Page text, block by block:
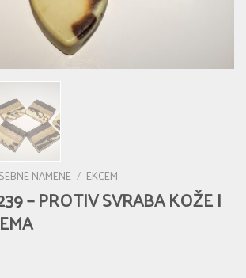
NAMENE / EKCEM
– PROTIV SVRABA KOŽE I